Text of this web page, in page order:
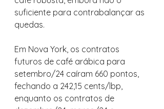
suficiente para contrabalançar as
quedas.
Em Nova York, os contratos
futuros de café arábica para
setembro/24 caíram 660 pontos,
fechando a 242,15 cents/lbp,
enquanto os contratos de